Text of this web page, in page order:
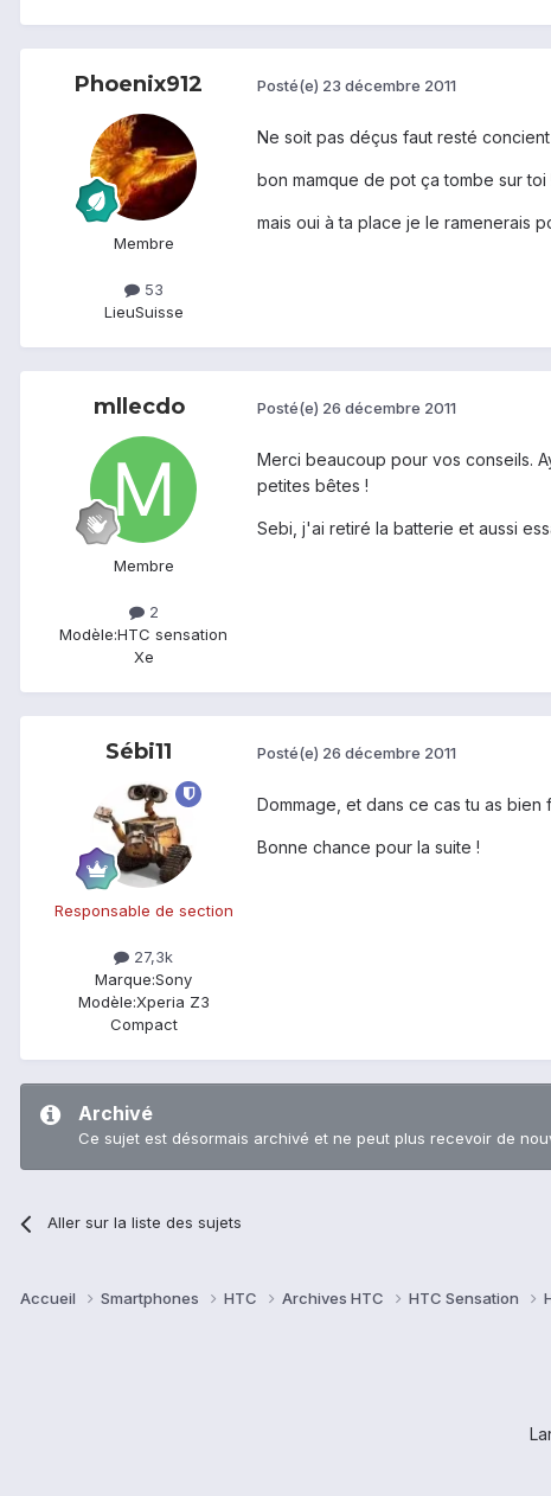
Phoenix912
Membre
53
LieuSuisse
Posté(e) 23 décembre 2011
Ne soit pas déçus faut resté
bon mamque de pot ça tombe sur toi
mais oui à ta place je le ramenerais
mllecdo
Membre
2
Modèle:HTC sensation
Xe
Posté(e) 26 décembre 2011
Merci beaucoup pour vos conseils.
petites bêtes !
Sebi, j'ai retiré la batterie et aussi
Sébi11
Responsable de section
27,3k
Marque:Sony
Modèle:Xperia Z3
Compact
Posté(e) 26 décembre 2011
Dommage, et dans ce cas tu as bien
Bonne chance pour la suite !
Archivé
Ce sujet est désormais archivé et ne peut plus recevoir de
Aller sur la liste des sujets
Accueil Smartphones HTC Archives HTC HTC Sensation